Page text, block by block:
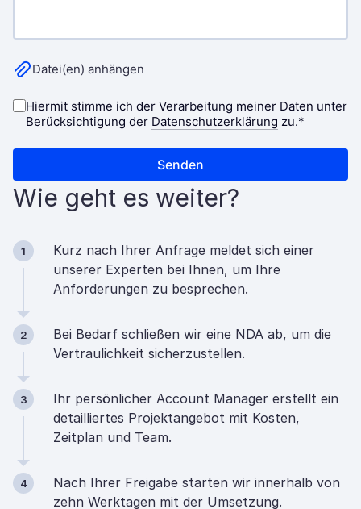
Wie geht es weiter?
1
Kurz nach Ihrer Anfrage meldet sich einer
unserer Experten bei Ihnen, um Ihre
Anforderungen zu besprechen.
2
Bei Bedarf schließen wir eine NDA ab, um die
Vertraulichkeit sicherzustellen.
3
Ihr persönlicher Account Manager erstellt ein
detailliertes Projektangebot mit Kosten,
Zeitplan und Team.
4
Nach Ihrer Freigabe starten wir innerhalb von
zehn Werktagen mit der Umsetzung.